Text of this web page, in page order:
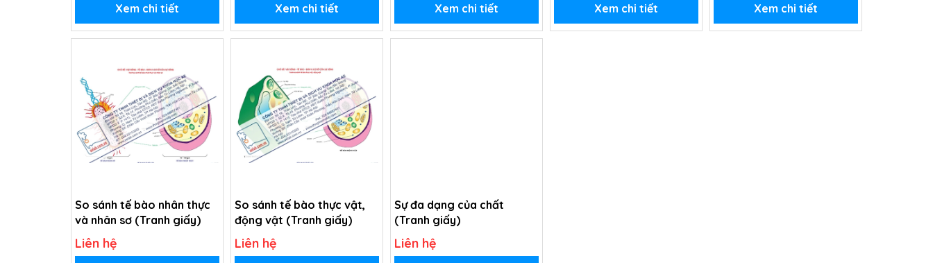
Xem chi tiết Xem chi tiết Xem chi tiết Xem chi tiết Xem chi tiết
So sánh tế bào nhân thực
và nhân sơ (Tranh giấy)
Liên hệ
So sánh tế bào thực vật,
động vật (Tranh giấy)
Liên hệ
Sự đa dạng của chất
(Tranh giấy)
Liên hệ